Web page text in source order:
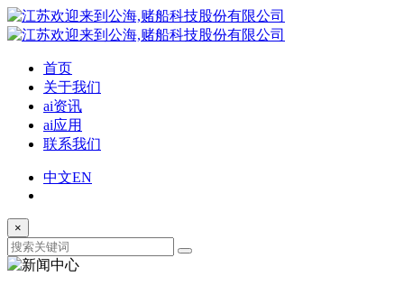
首页
关于我们
ai资讯
ai应用
联系我们
中文EN
×